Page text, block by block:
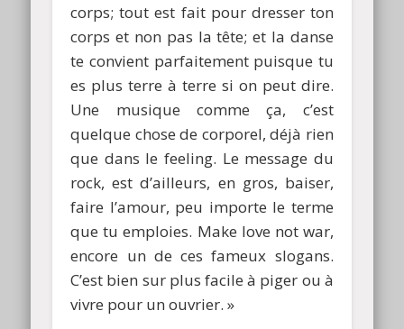
corps; tout est fait pour dresser ton
corps et non pas la tête; et la danse
te convient parfaitement puisque tu
es plus terre à terre si on peut dire.
Une musique comme ça, c’est
quelque chose de corporel, déjà rien
que dans le feeling. Le message du
rock, est d’ailleurs, en gros, baiser,
faire l’amour, peu importe le terme
que tu emploies. Make love not war,
encore un de ces fameux slogans.
C’est bien sur plus facile à piger ou à
vivre pour un ouvrier. »